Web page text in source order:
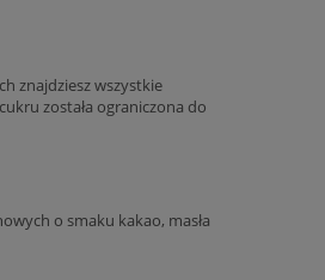
znajdziesz wszystkie
została ograniczona do
o smaku kakao, masła